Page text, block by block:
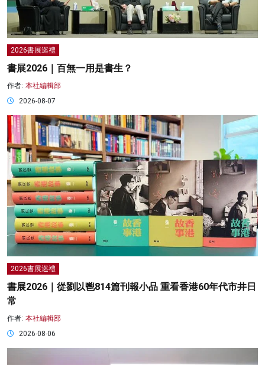
2026書展巡禮
書展2026｜百無一用是書生？
作者: 本社編輯部
2026-08-07
2026書展巡禮
書展2026｜從劉以鬯814篇刊報小品 重看香港60年代市井日
常
作者: 本社編輯部
2026-08-06